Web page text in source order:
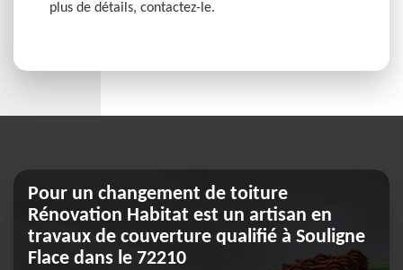
plus de détails, contactez-le.
Pour un changement de toiture
Rénovation Habitat est un artisan en
travaux de couverture qualifié à Souligne
Flace dans le 72210